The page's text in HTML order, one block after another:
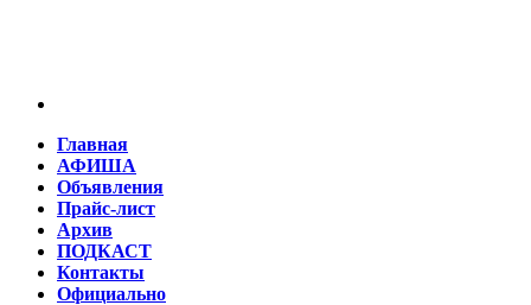
Главная
АФИША
Объявления
Прайс-лист
Архив
ПОДКАСТ
Контакты
Официально